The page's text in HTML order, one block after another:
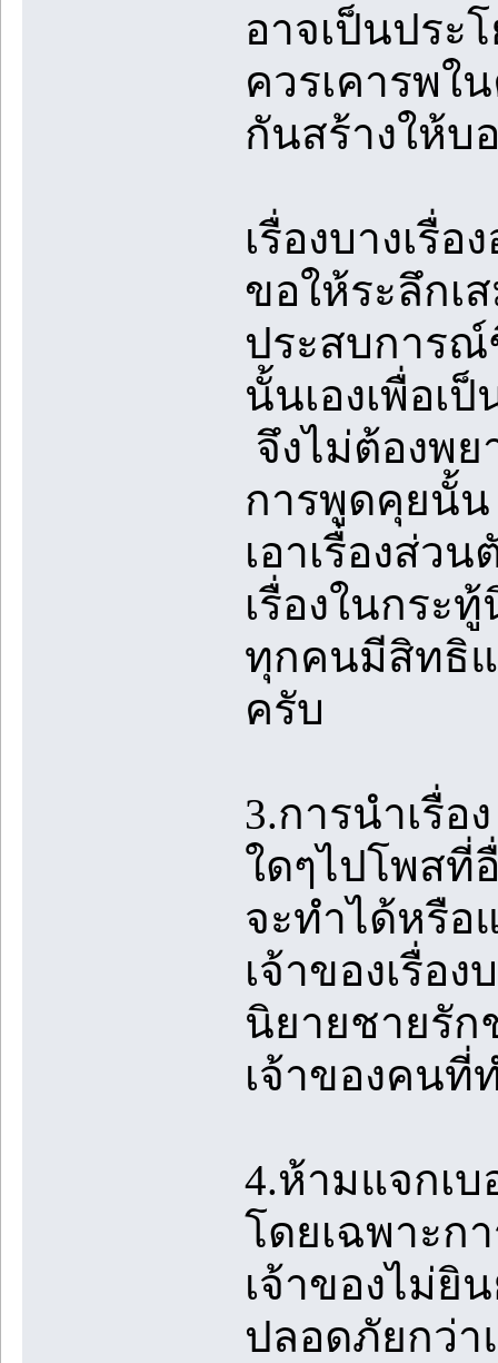
อาจเป็นประ
ควรเคารพใ
กันสร้างให้
เรื่องบางเรื่อ
ขอให้ระลึกเ
ประสบการณ์
นั้นเองเพื่อเ
จึงไม่ต้องพย
การพูดคุยนั้
เอาเรื่องส่ว
เรื่องในกระ
ทุกคนมีสิทธิ
ครับ
3.การนำเรื่
ใดๆไปโพสที่
จะทำได้หรือ
เจ้าของเรื่อ
นิยายชายรัก
เจ้าของคนที่
4.ห้ามแจกเบ
โดยเฉพาะก
เจ้าของไม่ยิ
ปลอดภัยกว่า